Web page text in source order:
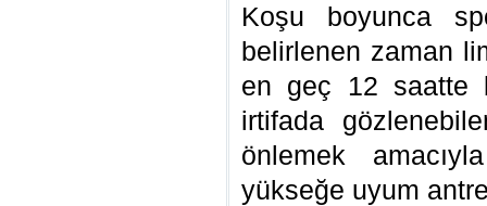
Koşu boyunca
belirlenen zaman
en geç 12 saatte
irtifada
önlemek
yükseğe uyum